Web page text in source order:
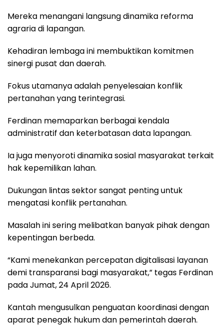
Mereka menangani langsung dinamika reforma
agraria di lapangan.
Kehadiran lembaga ini membuktikan komitmen
sinergi pusat dan daerah.
Fokus utamanya adalah penyelesaian konflik
pertanahan yang terintegrasi.
Ferdinan memaparkan berbagai kendala
administratif dan keterbatasan data lapangan.
Ia juga menyoroti dinamika sosial masyarakat terkait
hak kepemilikan lahan.
Dukungan lintas sektor sangat penting untuk
mengatasi konflik pertanahan.
Masalah ini sering melibatkan banyak pihak dengan
kepentingan berbeda.
“Kami menekankan percepatan digitalisasi layanan
demi transparansi bagi masyarakat,” tegas Ferdinan
pada Jumat, 24 April 2026.
Kantah mengusulkan penguatan koordinasi dengan
aparat penegak hukum dan pemerintah daerah.